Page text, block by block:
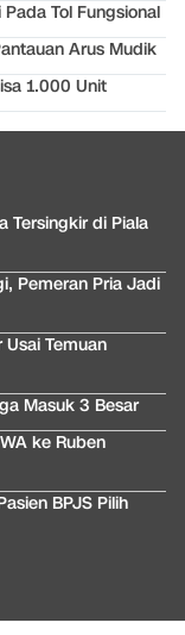
Tol Fungsional
Arus Mudik
1.000 Unit
Tersingkir di Piala
Pemeran Pria Jadi
Temuan
Masuk 3 Besar
ke Ruben
BPJS Pilih